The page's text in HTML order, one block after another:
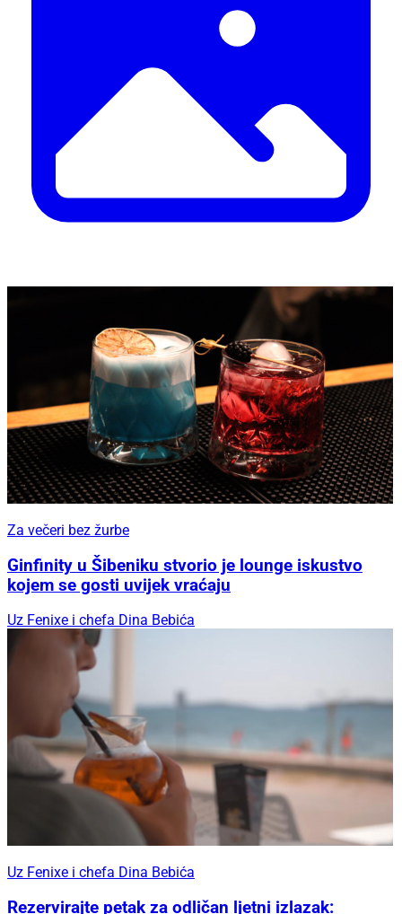
Za večeri bez žurbe
Ginfinity u Šibeniku stvorio je lounge iskustvo
kojem se gosti uvijek vraćaju
Uz Fenixe i chefa Dina Bebića
Uz Fenixe i chefa Dina Bebića
Rezervirajte petak za odličan ljetni izlazak: